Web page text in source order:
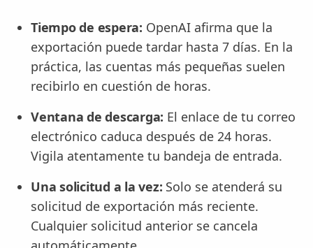
Tiempo de espera: OpenAI afirma que la
exportación puede tardar hasta 7 días. En la
práctica, las cuentas más pequeñas suelen
recibirlo en cuestión de horas.
Ventana de descarga: El enlace de tu correo
electrónico caduca después de 24 horas.
Vigila atentamente tu bandeja de entrada.
Una solicitud a la vez: Solo se atenderá su
solicitud de exportación más reciente.
Cualquier solicitud anterior se cancela